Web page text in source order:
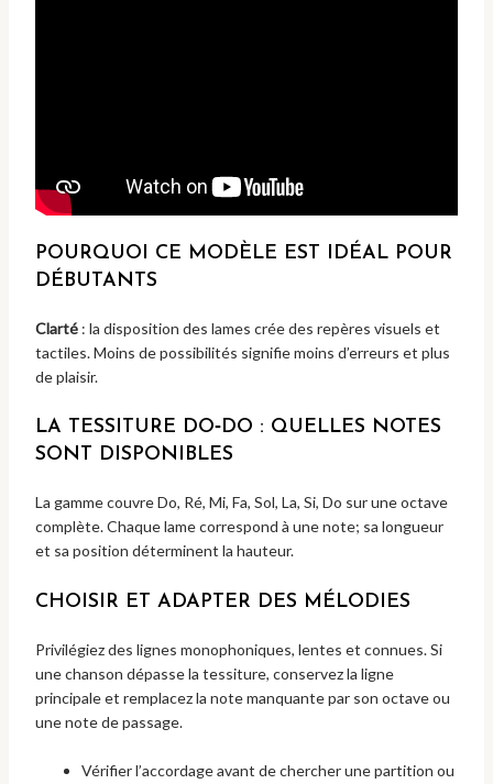
POURQUOI CE MODÈLE EST IDÉAL POUR
DÉBUTANTS
Clarté: la disposition des lames crée des repères visuels et
tactiles. Moins de possibilités signifie moins d’erreurs et plus
de plaisir.
LA TESSITURE DO‑DO : QUELLES NOTES
SONT DISPONIBLES
La gamme couvre Do, Ré, Mi, Fa, Sol, La, Si, Do sur une octave
complète. Chaque lame correspond à une note; sa longueur
et sa position déterminent la hauteur.
CHOISIR ET ADAPTER DES MÉLODIES
Privilégiez des lignes monophoniques, lentes et connues. Si
une chanson dépasse la tessiture, conservez la ligne
principale et remplacez la note manquante par son octave ou
une note de passage.
Vérifier l’accordage avant de chercher une partition ou